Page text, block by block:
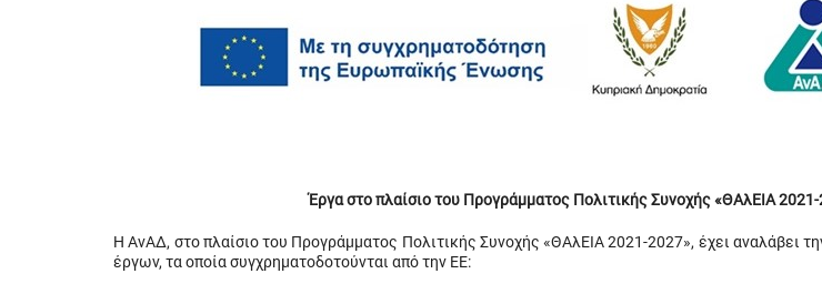
Έργα στο πλαίσιο του Προγράμματος Πολιτικής Συνοχής «ΘΑλΕΙΑ
Η ΑνΑΔ, στο πλαίσιο του Προγράμματος Πολιτικής Συνοχής «ΘΑλΕΙΑ 2021-2027», έχει αναλάβει
έργων, τα οποία συγχρηματοδοτούνται από την ΕΕ: